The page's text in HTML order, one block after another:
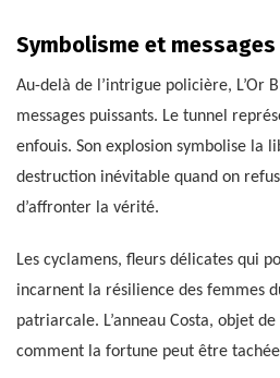
Symbolisme et
Au-delà de l’intrigue policière, L’Or
messages puissants. Le tunnel
enfouis. Son explosion symbolise la
destruction inévitable quand on
d’affronter la vérité.
Les cyclamens, fleurs délicates qui
incarnent la résilience des femmes
patriarcale. L’anneau Costa, objet
comment la fortune peut être tachée